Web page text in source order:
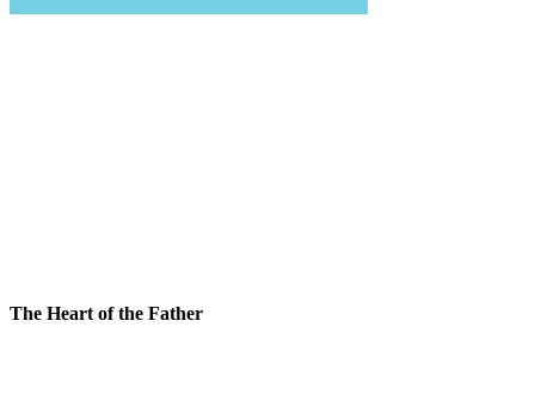
The Heart of the Father